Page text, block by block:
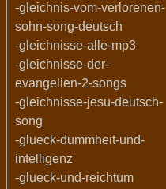
-gleichnis-vom-verlorenen-
sohn-song-deutsch
-gleichnisse-alle-mp3
-gleichnisse-der-
evangelien-2-songs
-gleichnisse-jesu-deutsch-
song
-glueck-dummheit-und-
intelligenz
-glueck-und-reichtum